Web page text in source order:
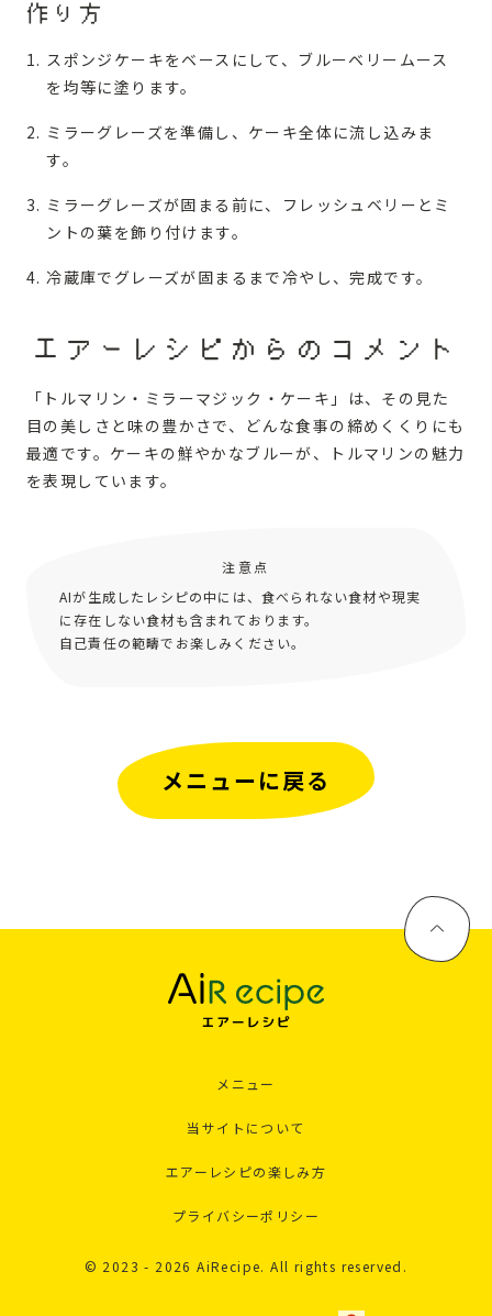
作り方
スポンジケーキをベースにして、ブルーベリームース
を均等に塗ります。
ミラーグレーズを準備し、ケーキ全体に流し込みま
す。
ミラーグレーズが固まる前に、フレッシュベリーとミ
ントの葉を飾り付けます。
冷蔵庫でグレーズが固まるまで冷やし、完成です。
エアーレシピからのコメント
「トルマリン・ミラーマジック・ケーキ」は、その見た
目の美しさと味の豊かさで、どんな食事の締めくくりにも
最適です。ケーキの鮮やかなブルーが、トルマリンの魅力
を表現しています。
注意点
AIが生成したレシピの中には、食べられない食材や現実
に存在しない食材も含まれております。
自己責任の範疇でお楽しみください。
メニューに戻る
メニュー
当サイトについて
エアーレシピの楽しみ方
プライバシーポリシー
© 2023 - 2026 AiRecipe. All rights reserved.